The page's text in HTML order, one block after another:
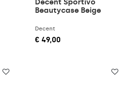
Decent Sportivo
Beautycase Beige
Decent
€ 49,00